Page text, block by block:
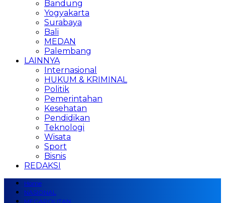
Bandung
Yogyakarta
Surabaya
Bali
MEDAN
Palembang
LAINNYA
Internasional
HUKUM & KRIMINAL
Politik
Pemerintahan
Kesehatan
Pendidikan
Teknologi
Wisata
Sport
Bisnis
REDAKSI
Home
NASIONAL
MEGAPOLITAN